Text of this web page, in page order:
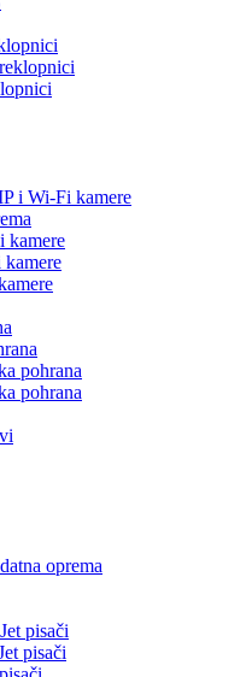
i Wi-Fi kamere
kamere
pohrana
pohrana
oprema
pisači
pisači